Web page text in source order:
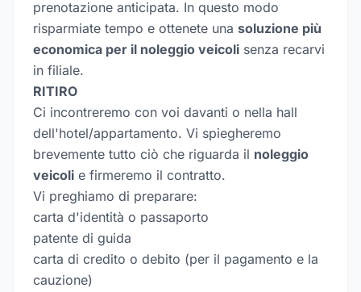
prenotazione anticipata. In questo modo
risparmiate tempo e ottenete una soluzione più
economica per il noleggio veicoli senza recarvi
in filiale.
RITIRO
Ci incontreremo con voi davanti o nella hall
dell'hotel/appartamento. Vi spiegheremo
brevemente tutto ciò che riguarda il noleggio
veicoli e firmeremo il contratto.
Vi preghiamo di preparare:
carta d'identità o passaporto
patente di guida
carta di credito o debito (per il pagamento e la
cauzione)